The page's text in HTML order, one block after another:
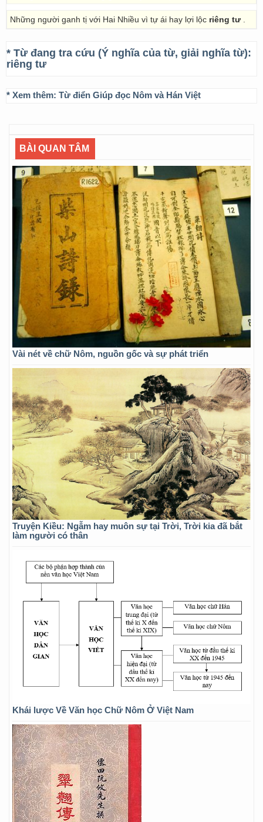
Những người ganh tị với Hai Nhiều vì tự ái hay lợi lộc riêng tư.
* Từ đang tra cứu (Ý nghĩa của từ, giải nghĩa từ):
riêng tư
* Xem thêm: Từ điển Giúp đọc Nôm và Hán Việt
BÀI QUAN TÂM
Vài nét về chữ Nôm, nguồn gốc và sự phát triển
Truyện Kiều: Ngẫm hay muôn sự tại Trời, Trời kia đã bắt
làm người có thân
Khái lược Về Văn học Chữ Nôm Ở Việt Nam